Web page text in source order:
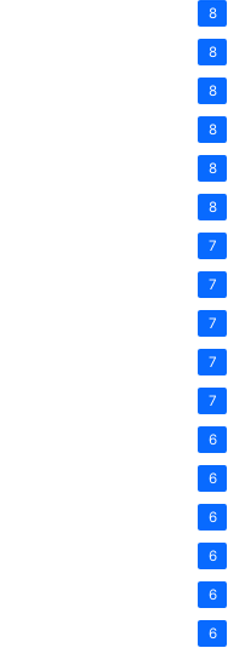
8
8
8
8
8
8
7
7
7
7
7
6
6
6
6
6
6